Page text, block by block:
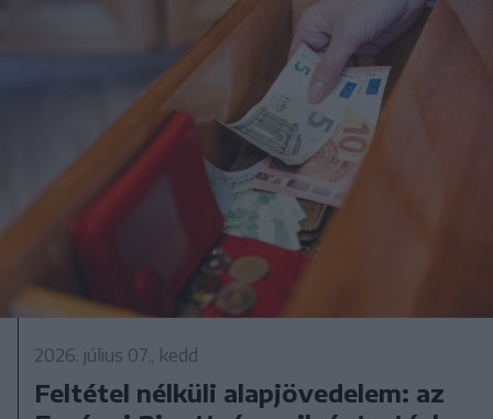
2026. július 07., kedd
Feltétel nélküli alapjövedelem: az